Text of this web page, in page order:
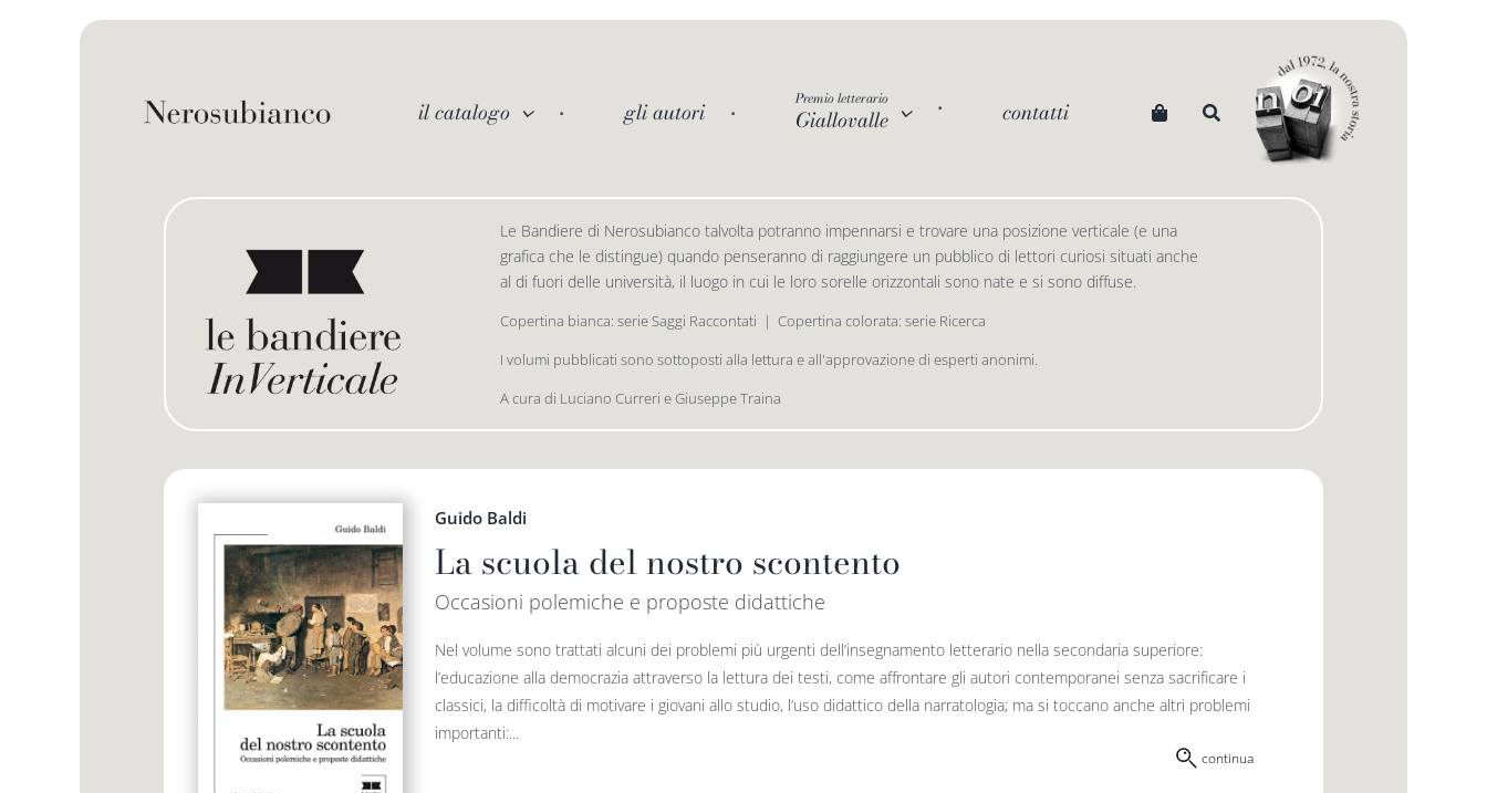
il catalogo gli autori Premio letterario
Giallovalle contatti
Le Bandiere di Nerosubianco talvolta potranno impennarsi e trovare una posizione verticale (e una
grafica che le distingue) quando penseranno di raggiungere un pubblico di lettori curiosi situati anche
al di fuori delle università, il luogo in cui le loro sorelle orizzontali sono nate e si sono diffuse.
Copertina bianca: serie Saggi Raccontati  |  Copertina colorata: serie Ricerca
I volumi pubblicati sono sottoposti alla lettura e all'approvazione di esperti anonimi.
A cura di Luciano Curreri e Giuseppe Traina
Guido Baldi
La scuola del nostro scontento
Occasioni polemiche e proposte didattiche
Nel volume sono trattati alcuni dei problemi più urgenti dell’insegnamento letterario nella secondaria superiore:
l’educazione alla democrazia attraverso la lettura dei testi, come affrontare gli autori contemporanei senza sacrificare i
classici, la difficoltà di motivare i giovani allo studio, l’uso didattico della narratologia; ma si toccano anche altri problemi
importanti:...
continua